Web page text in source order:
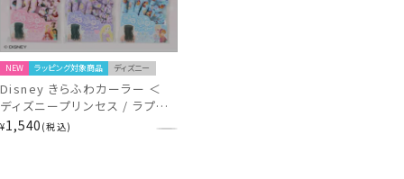
NEW ラッピング対象商品 ディズニー
Disney きらふわカーラー ＜
ディズニープリンセス / ラプン
ツェル / アナと雪の女王 ＞ デ
¥1,540 税込